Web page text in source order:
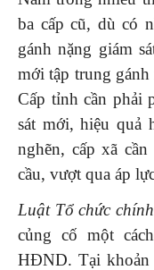
ba cấp cũ, dù có
gánh nặng giám
mới tập trung gánh
Cấp tỉnh cần phải
sát mới, hiệu quả
nghẽn, cấp xã
cầu, vượt qua áp
Luật Tổchức
củng cố một
HĐND. Tại